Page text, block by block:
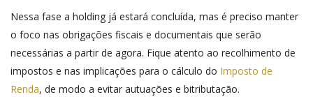
Nessa fase a holding já estará concluída, mas é preciso manter
o foco nas obrigações fiscais e documentais que serão
necessárias a partir de agora. Fique atento ao recolhimento de
impostos e nas implicações para o cálculo do Imposto de
Renda, de modo a evitar autuações e bitributação.